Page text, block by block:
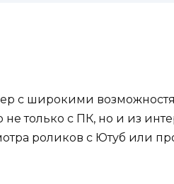
с широкими
только с ПК, но и из
роликов с Ютуб или